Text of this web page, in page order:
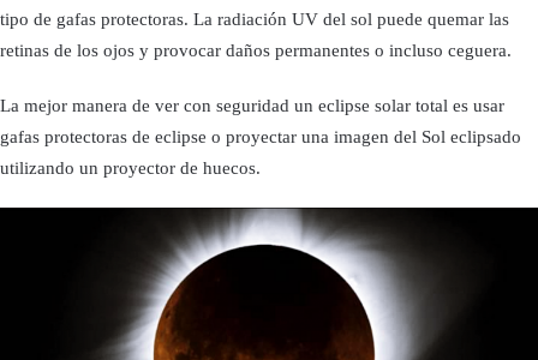
tipo de gafas protectoras. La radiación UV del sol puede quemar las
retinas de los ojos y provocar daños permanentes o incluso ceguera.
La mejor manera de ver con seguridad un eclipse solar total es usar
gafas protectoras de eclipse o proyectar una imagen del Sol eclipsado
utilizando un proyector de huecos.